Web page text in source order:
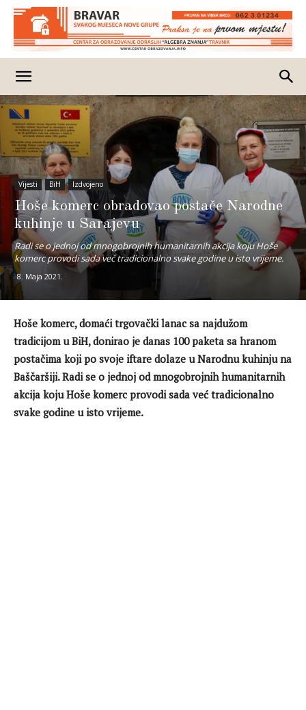
Vijesti BiH Izdvojeno
Hoše komerc obradovao postače Narodne
kuhinje u Sarajevu
Radi se o jednoj od mnogobrojnih humanitarnih akcija koju Hoše
komerc provodi sada već tradicionalno svake godine u isto vrijeme.
8. Maja 2021.
Hoše komerc, domaći trgovački lanac sa najdužom
tradicijom u BiH, donirao je danas 100 paketa sa hranom
postačima koji po svoje iftare dolaze u Narodnu kuhinju na
Baščaršiji.Radi se o jednoj od mnogobrojnih humanitarnih
akcija koju Hoše komerc provodi sada već tradicionalno
svake godine u isto vrijeme.